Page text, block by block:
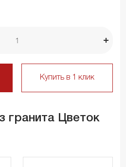
Купить в 1 клик
гранита Цветок